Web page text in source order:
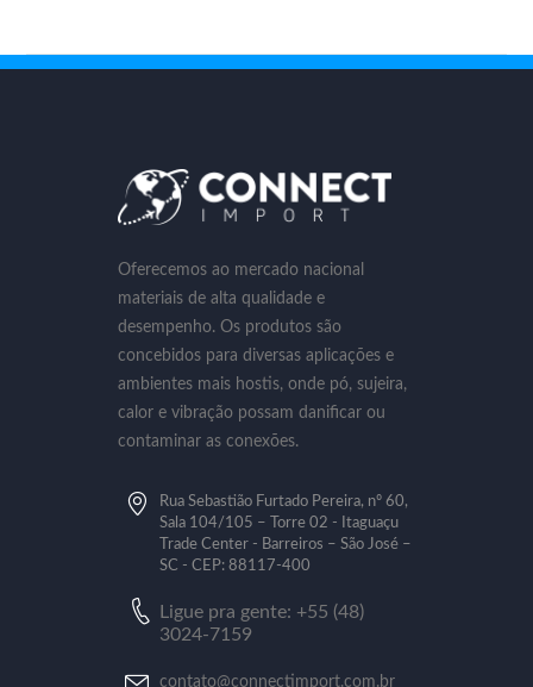
Oferecemos ao mercado nacional
materiais de alta qualidade e
desempenho. Os produtos são
concebidos para diversas aplicações e
ambientes mais hostis, onde pó, sujeira,
calor e vibração possam danificar ou
contaminar as conexões.
Rua Sebastião Furtado Pereira, nº 60,
Sala 104/105 – Torre 02 - Itaguaçu
Trade Center - Barreiros – São José –
SC - CEP: 88117-400
Ligue pra gente: +55 (48)
3024-7159
contato@connectimport.com.br